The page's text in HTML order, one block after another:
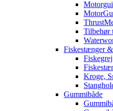
Tilbehør
Fiskestænger
Kroge,
Gummibåde